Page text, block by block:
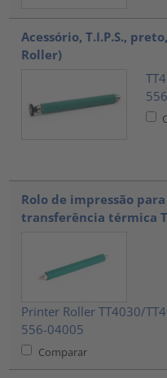
Acessório, T.I.P.S.,
Roller)
Rolo de impressão
transferência térmica
Printer Roller TT4030/
556-04005
Comparar